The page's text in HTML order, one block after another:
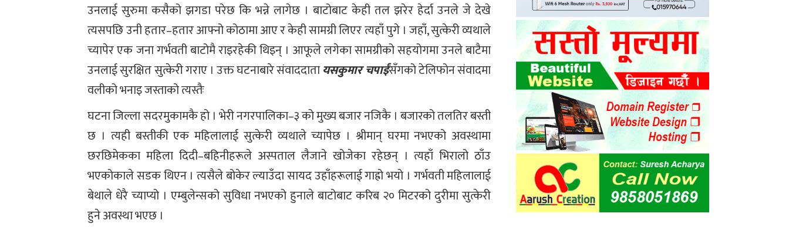
उनलाई सुरुमा कसैको झगडा परेछ कि भन्ने लागेछ । बाटोबाट केही तल झरेर हेर्दा उनले जे देखे
त्यसपछि उनी हतार–हतार आफ्नो कोठामा आए र केही सामग्री लिएर त्यहाँ पुगे । जहाँ, सुत्केरी व्यथाले
च्यापेर एक जना गर्भवती बाटोमै राइरहेकी थिइन् । आफूले लगेका सामग्रीको सहयोगमा उनले बाटैमा
उनलाई सुरक्षित सुत्केरी गराए । उक्त घटनाबारे संवाददातायसकुमार चपाईंसँगको टेलिफोन संवादमा
वलीको भनाइ जस्ताको त्यस्तैः
घटना जिल्ला सदरमुकामकै हो । भेरी नगरपालिका–३ को मुख्य बजार नजिकै । बजारको तलतिर बस्ती
छ । त्यही बस्तीकी एक महिलालाई सुत्केरी व्यथाले च्यापेछ । श्रीमान् घरमा नभएको अवस्थामा
छरछिमेकका महिला दिदी–बहिनीहरूले अस्पताल लैजाने खोजेका रहेछन् । त्यहाँ भिरालो ठाँउ
भएकोकाले सडक थिएन । त्यसैले बोकेर ल्याउँदा सायद उहाँहरूलाई गाह्रो भयो । गर्भवती महिलालाई
बेथाले धेरै च्याप्यो । एम्बुलेन्सको सुविधा नभएको हुनाले बाटोबाट करिब २० मिटरको दुरीमा सुत्केरी
हुने अवस्था भएछ ।